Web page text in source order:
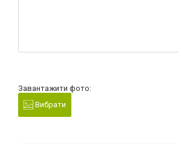
Завантажити фото:
Вибрати